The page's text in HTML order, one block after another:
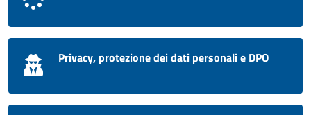
Privacy, protezione dei dati personali e DPO